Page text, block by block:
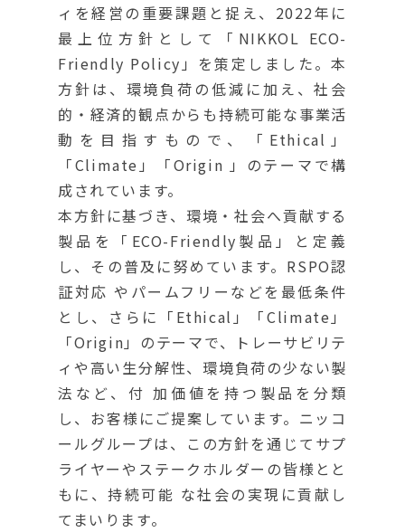
ィを経営の重要課題と捉え、2022年に
最上位方針として「NIKKOL ECO-
Friendly Policy」を策定しました。本
方針は、環境負荷の低減に加え、社会
的・経済的観点からも持続可能な事業活
動を目指すもので、「Ethical」
「Climate」「Origin 」のテーマで構
成されています。
本方針に基づき、環境・社会へ貢献する
製品を「ECO-Friendly製品」と定義
し、その普及に努めています。RSPO認
証対応 やパームフリーなどを最低条件
とし、さらに「Ethical」「Climate」
「Origin」のテーマで、トレーサビリテ
ィや高い生分解性、環境負荷の少ない製
法など、付 加価値を持つ製品を分類
し、お客様にご提案しています。ニッコ
ールグループは、この方針を通じてサプ
ライヤーやステークホルダーの皆様とと
もに、持続可能 な社会の実現に貢献し
てまいります。